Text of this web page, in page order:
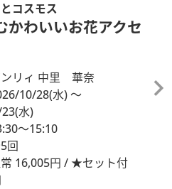
コスモス
かわいいお花アクセ
ンリィ 中里 華奈
10/28(水)～
(水)
～15:10
回
16,005円 / ★セット付